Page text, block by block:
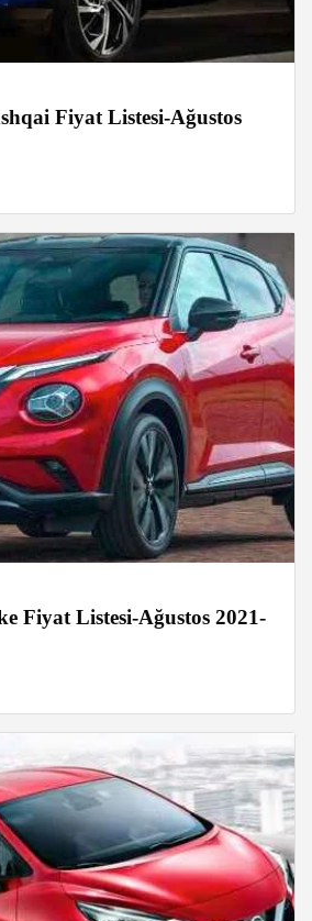
Fiyat Listesi-Ağustos
Fiyat Listesi-Ağustos 2021-